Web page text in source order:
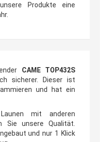
Produkte eine
CAME TOP432S
sicherer. Dieser ist
und hat ein
mit anderen
Sie unsere Qualität.
und nur 1 Klick